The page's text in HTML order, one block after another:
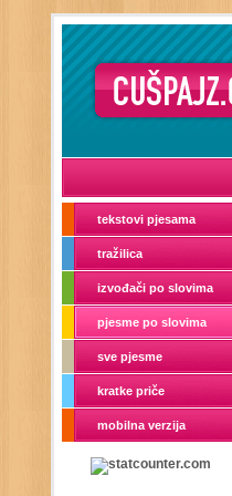
tekstovi pjesama
tražilica
izvođači po slovima
pjesme po slovima
sve pjesme
kratke priče
mobilna verzija